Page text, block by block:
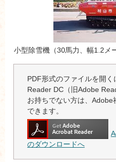
小型除雪機（30馬力、幅1.2メ
PDF形式のファイルを開
Reader DC（旧Adobe
お持ちでない方は、Adobe
できます。
のダウンロードへ